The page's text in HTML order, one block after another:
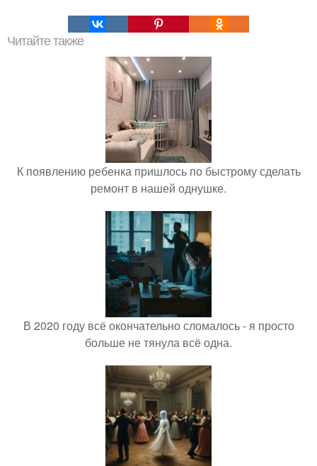
Читайте также
К появлению ребенка пришлось по быстрому сделать
ремонт в нашей однушке.
В 2020 году всё окончательно сломалось - я просто
больше не тянула всё одна.